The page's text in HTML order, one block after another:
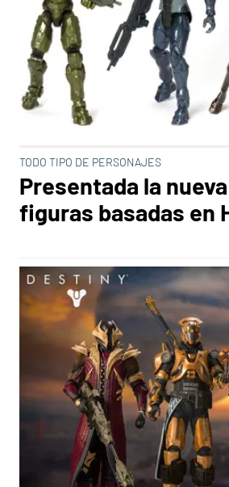
TODO TIPO DE PERSONAJES
Presentada la
figuras basadas en